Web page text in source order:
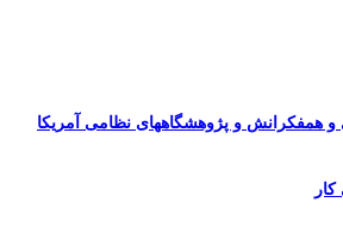
و همفکرانش و پژوهشگاههای نظامی آمریکا